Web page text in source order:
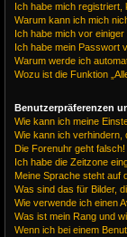
Ich habe mich registriert,
Warum kann ich mich
Ich habe mich vor
Ich habe mein Passwort
Warum werde ich
Wozu ist die Funktion
Benutzerpräferenzen
Wie kann ich meine
Wie kann ich verhindern,
Die Forenuhr geht falsch!
Ich habe die Zeitzone
Meine Sprache steht auf
Was sind das für Bilder,
Wie verwende ich einen
Was ist mein Rang und
Wenn ich bei einem